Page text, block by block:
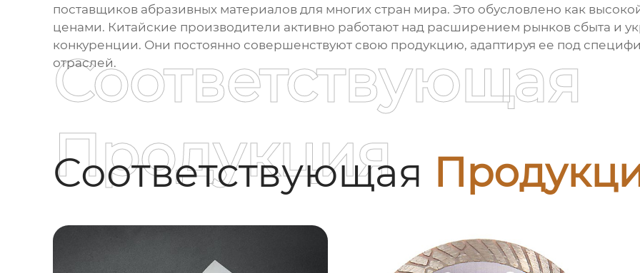
поставщиков абразивных материалов для многих стран мира. Это обусловлено как
ценами. Китайские производители активно работают над расширением рынков сбыта и
конкуренции. Они постоянно совершенствуют свою продукцию, адаптируя ее под
отраслей.
Соответствующая
Соответствующая
Продукция